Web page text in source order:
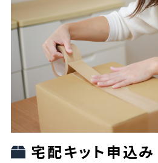
宅配キット申込み